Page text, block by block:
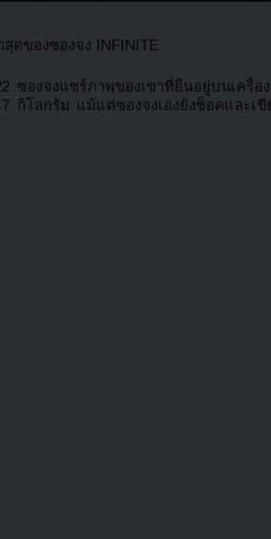
ดของซองจง INFINITE
ซองจงแชร์ภาพของเขาที่ยืนอยู่บนเครื่อ
กิโลกรัม แม้แต่ซองจงเองยังช็อคและเขี